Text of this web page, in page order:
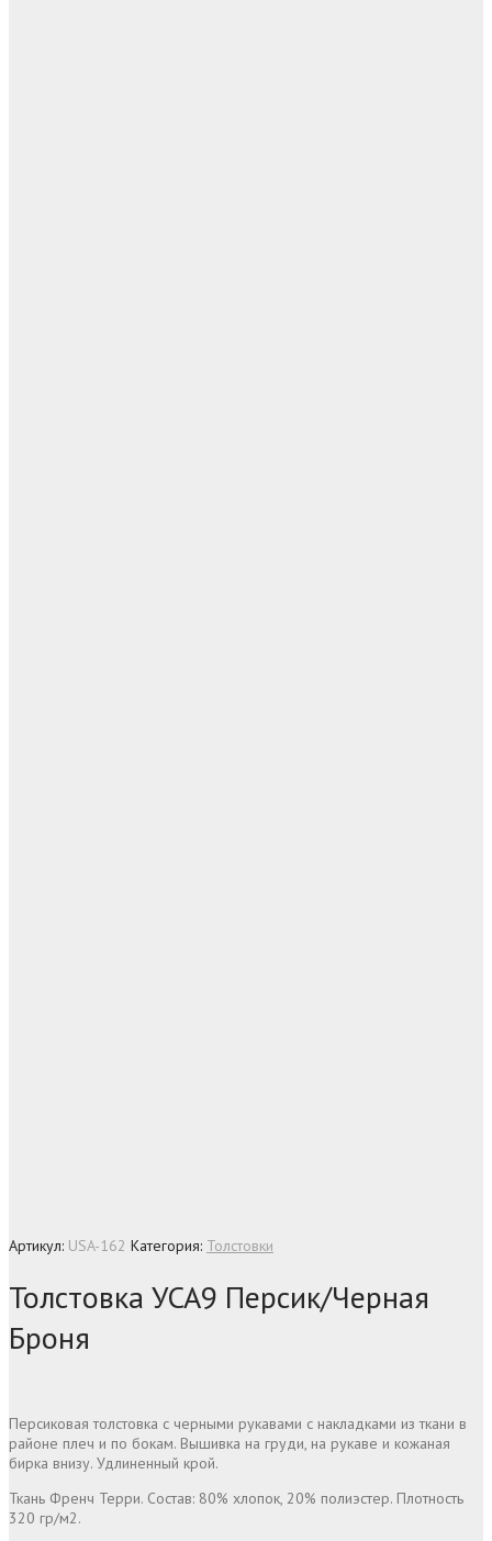
Артикул: USA-162 Категория: Толстовки
Толстовка УСА9 Персик/Черная
Броня
Персиковая толстовка с черными рукавами с накладками из ткани в
районе плеч и по бокам. Вышивка на груди, на рукаве и кожаная
бирка внизу. Удлиненный крой.
Ткань Френч Терри. Состав: 80% хлопок, 20% полиэстер. Плотность
320 гр/м2.